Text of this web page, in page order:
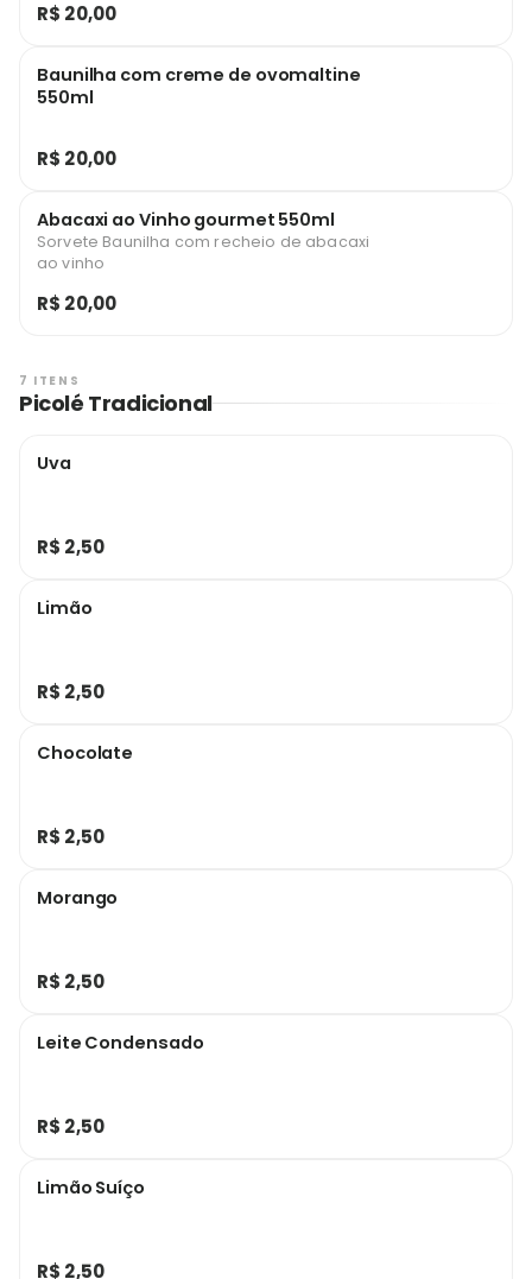
R$ 20,00
Baunilha com creme de ovomaltine
550ml
R$ 20,00
Abacaxi ao Vinho gourmet 550ml
Sorvete Baunilha com recheio de abacaxi
ao vinho
R$ 20,00
7 ITENS
Picolé Tradicional
Uva
R$ 2,50
Limão
R$ 2,50
Chocolate
R$ 2,50
Morango
R$ 2,50
Leite Condensado
R$ 2,50
Limão Suíço
R$ 2,50